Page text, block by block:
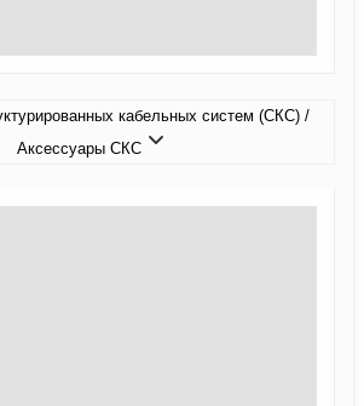
кабельных систем (СКС) /
Аксессуары СКС